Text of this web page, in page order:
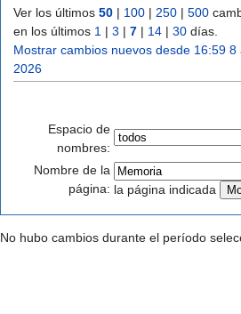
Ver los últimos 50 | 100 | 250 | 500
en los últimos 1 | 3 | 7 | 14 | 30 días.
Mostrar cambios nuevos desde 16:59 8
2026
Espacio de
nombres:
Nombre de la
página: la página indicada
No hubo cambios durante el período